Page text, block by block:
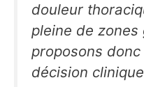
douleur
pleine de zones
proposons
décision